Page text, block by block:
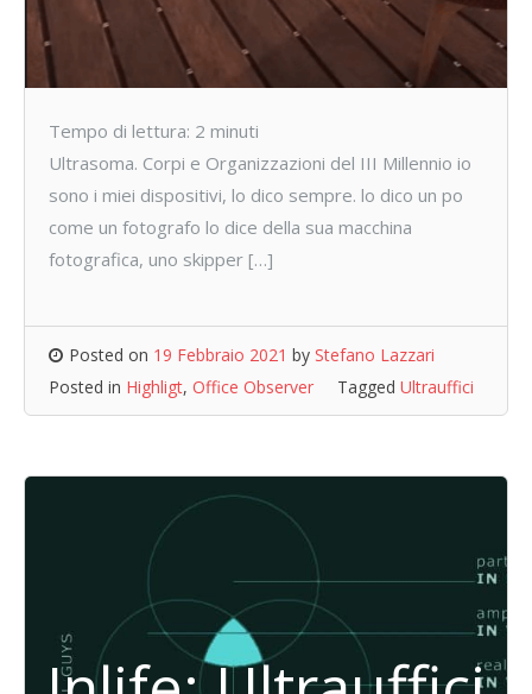
Tempo di lettura: 2 minuti
Ultrasoma. Corpi e Organizzazioni del III Millennio io
sono i miei dispositivi, lo dico sempre. lo dico un po
come un fotografo lo dice della sua macchina
fotografica, uno skipper […]
Posted on 19 Febbraio 2021 by Stefano Lazzari
Posted in Highligt, Office Observer Tagged Ultrauffici